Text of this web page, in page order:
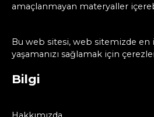
amaçlanmayan materyaller
Bu web sitesi, web sitemizde en
yaşamanızı sağlamak için
Bilgi